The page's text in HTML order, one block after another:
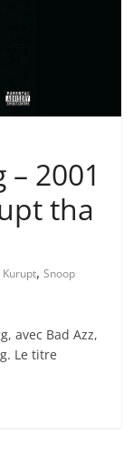
2001
tha
Kurupt,Snoop
avec Bad Azz,
Le titre